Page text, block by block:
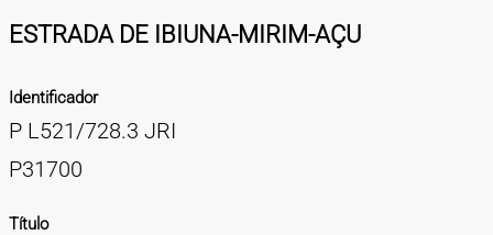
CONTATOS
EXPEDIENTE
ESTRADA DE IBIUNA-MIRIM-AÇU
Identificador
P L521/728.3 JRI
P31700
Título